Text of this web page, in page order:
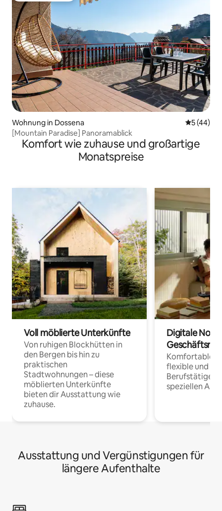
Wohnung in Dossena
5 (44)
[Mountain Paradise] Panoramablick
Komfort wie zuhause und großartige
Monatspreise
Voll möblierte Unterkünfte
Von ruhigen Blockhütten in
den Bergen bis hin zu
praktischen
Stadtwohnungen – diese
möblierten Unterkünfte
bieten dir Ausstattung wie
zuhause.
Digitale
Komfortable
flexible und
Berufstätige
speziellen
Ausstattung und Vergünstigungen für
längere Aufenthalte